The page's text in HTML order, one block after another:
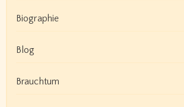
Biographie
Blog
Brauchtum